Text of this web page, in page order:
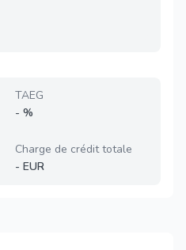
TAEG
- %
Charge de crédit totale
- EUR